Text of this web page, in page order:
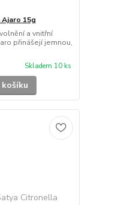
15g
a vnitřní
přinášejí jemnou,
Skladem 10 ks